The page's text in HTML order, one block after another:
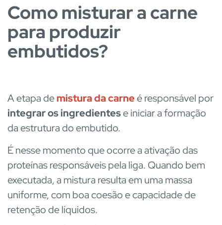
Como misturar a carne
para produzir
embutidos?
A etapa demistura da carneé responsável por
integrar os ingredientese iniciar a formação
da estrutura do embutido.
É nesse momento que ocorre a ativação das
proteínas responsáveis pela liga. Quando bem
executada, a mistura resulta em uma massa
uniforme, com boa coesão e capacidade de
retenção de líquidos.